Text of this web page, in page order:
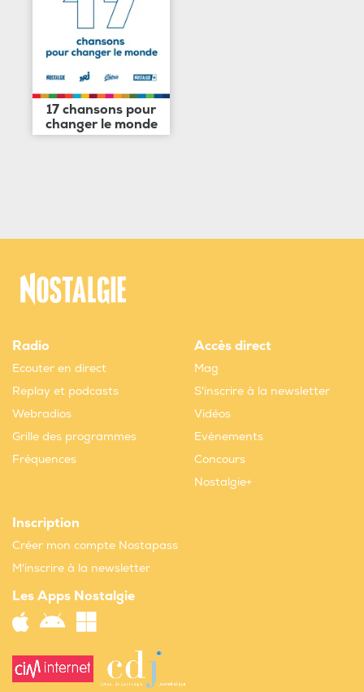
17 chansons pour
changer le monde
Radio
Ecouter en direct
Replay et podcasts
Webradios
Grille des programmes
Fréquences
Accès direct
Mag
S'inscrire à la newsletter
Vidéos
Evènements
Concours
Nostalgie+
Inscription
Créer mon compte Nostapass
M'inscrire à la newsletter
Les Apps Nostalgie